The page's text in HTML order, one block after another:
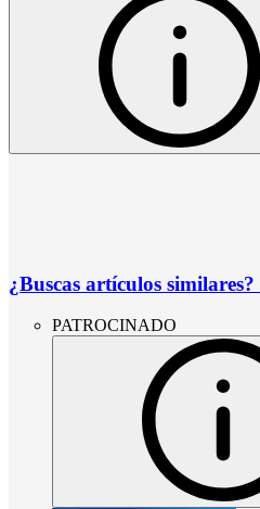
¿Buscas artículos
PATROCINADO